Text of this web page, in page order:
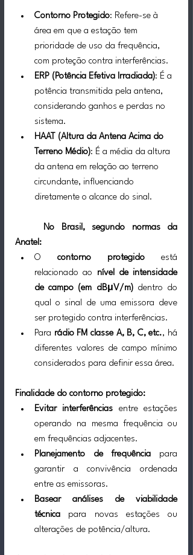
Contorno Protegido: Refere-se à
área em que a estação tem
prioridade de uso da frequência,
com proteção contra interferências.
ERP (Potência Efetiva Irradiada): É a
potência transmitida pela antena,
considerando ganhos e perdas no
sistema.
HAAT (Altura da Antena Acima do
Terreno Médio): É a média da altura
da antena em relação ao terreno
circundante, influenciando
diretamente o alcance do sinal.
Anatel:
O contorno protegido está
relacionado ao nível de intensidade
de campo (em dBμV/m) dentro do
qual o sinal de uma emissora deve
ser protegido contra interferências.
Para rádio FM classe A, B, C, etc., há
diferentes valores de campo mínimo
considerados para definir essa área.
Finalidade do contorno protegido:
Evitar interferências entre estações
operando na mesma frequência ou
em frequências adjacentes.
Planejamento de frequência para
garantir a convivência ordenada
entre as emissoras.
Basear análises de viabilidade
técnica para novas estações ou
alterações de potência/altura.